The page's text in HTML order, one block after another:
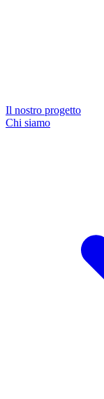
Il nostro progetto
Chi siamo